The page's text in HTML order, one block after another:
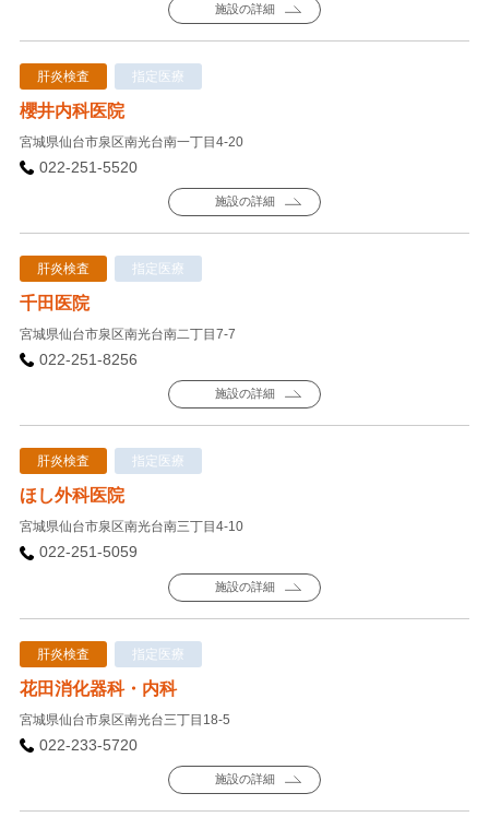
施設の詳細
肝炎検査 指定医療
櫻井内科医院
宮城県仙台市泉区南光台南一丁目4-20
022-251-5520
施設の詳細
肝炎検査 指定医療
千田医院
宮城県仙台市泉区南光台南二丁目7-7
022-251-8256
施設の詳細
肝炎検査 指定医療
ほし外科医院
宮城県仙台市泉区南光台南三丁目4-10
022-251-5059
施設の詳細
肝炎検査 指定医療
花田消化器科・内科
宮城県仙台市泉区南光台三丁目18-5
022-233-5720
施設の詳細